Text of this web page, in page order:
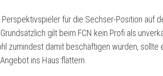
für die Sechser-Position auf
gilt beim FCN kein Profi als
zumindest damit beschäftigen würden, sollte
ins Haus flattern.